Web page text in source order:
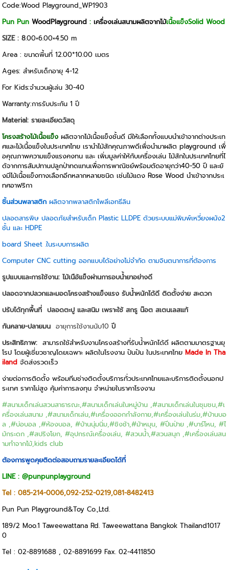
Code:Wood Playground_WP1903
Pun PunWoodPlayground:เครื่องเล่นสนามผลิตจากไม้เนื้อแข็งSolid Wood
SIZE : 8.00×6.00×4.50 m
Area : ขนาดพี้นที่ 12.00*10.00 เมตร
Ages: สำหรับเด็กอายุ 4-12
For Kids:จำนวนผู้เล่น 30-40
Warranty:การรับประกัน 1 ปี
Material: รายละเอียดวัสดุ
โครงสร้างไม้เนื้อแข็งผลิตจากไม้เนื้อแข็งชั้นดี มีให้เลือกทั้งแบบนำเข้าจากต่างประเท
ศและไม้เนื้อแข็งในประเทศไทย เรานำไม้สักคุณภาพดีเพื่อนำมาผลิต playground เพื่
อคุณภาพความแข็งแรงคงทน และ เพิ่มมูลค่าให้กับเครื่องเล่น ไม้สักในประเทศไทยที่ไ
ด้จากการสัมปทานปลูกป่าทดแทนเพื่อการพาณิชย์พร้อมตัดอายุกว่า40-50 ปี และยั
งมีไม้เนื้อแข็งทางเลือกอีกหลากหลายชนิด เช่นไม้แดง Rose Wood นำเข้าจากประเ
ทศอาฟริกา
ชิ้นส่วนพลาสติก ผลิตจากพลาสติกโพลีเอทธีลิน
ปลอดสารพิษ ปลอดภัยสำหรับเด็ก Plastic LLDPE ด้วยระบบแม่พิมพ์เหวี่ยงผนัง2
ชั้น และ HDPE
board Sheet .ในระบบการผลิต
Computer CNC cutting ออกแบบได้อย่างไม่จำกัด ตามจินตนาการที่ต้องการ
รูปแบบและการใช้งาน: ไม้เนือ้แข็งผ่านการอบน้ำยาอย่างดี
ปลอดจากปลวกและมอดโครงสร้างแข็งแรง รับน้ำหนักได้ดี ติดตั้งง่าย สะดวก
ปรับได้ทุกพื้นที่ ปลอดตะปู และสนิม เพราะใช้ สกรู น๊อต สเตนเลสแท้
กันคลาย-ปลายมน อายุการใช้งานนับ10ปี
ประสิทธิภาพ: สามารถใช้สำหรับงานโครงสร้างที่รับน้ำหนักได้ดี ผลิตตามมาตรฐานยุ
โรป โดยผู้เชี่ยวชาญโดยเฉพาะ ผลิตในโรงงาน ปันปัน ในประเทศไทยMade In Tha
iland จัดส่งรวดเร็ว
ง่ายต่อการติดตั้ง พร้อมทีมช่างติดตั้งบริการทั่วประเทศไทยและบริการติดตั้งนอกป
ระเทศ ราคาไม่สูง คุ้มค่าการลงทุน จำหน่ายในราคาโรงงาน
#สนามเด็กเล่นสวนสาธารณะ,#สนามเด็กเล่นในหมู่บ้าน ,#สนามเด็กเล่นในชุมชน,#เ
ครื่องเล่นสนาม ,#สนามเด็กเล่น,#เครื่องออกกำลังกาย,#เครื่องเล่นในร่ม,#บ้านบอ
ล ,#บ่อบอล ,#ห้องบอล,#บ้านนุ่มนิ่ม,#ชิงช้า,#ม้าหมุน,#ปีนป่าย ,#บาร์โหน, #ไ
ม้กระดก ,#สปริงโยก, #อุปกรณ์เครื่องเล่น, #สวนน้ำ,#สวนสนุก ,#เครื่องเล่นสน
ามทำจากไม้,kids club
ต้องการพูดคุยติดต่อสอบถามรายละเอียดได้ที่
LINE : @punpunplayground
Tel : 085-214-0006,092-252-0219,081-8482413
Pun Pun Playground&Toy Co.,Ltd.
189/2 Moo.1 Taweewattana Rd. Taweewattana Bangkok Thailand1017
0
Tel : 02-8891688 , 02-8891699 Fax. 02-4411850